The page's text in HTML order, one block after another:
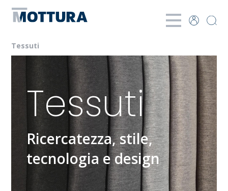
Tessuti
Tessuti
Ricercatezza, stile,
tecnologia e design